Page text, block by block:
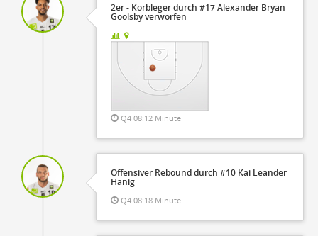
2er - Korbleger durch #17 Alexander Bryan
Goolsby verworfen
Q4 08:12 Minute
Offensiver Rebound durch #10 Kai Leander
Hänig
Q4 08:18 Minute